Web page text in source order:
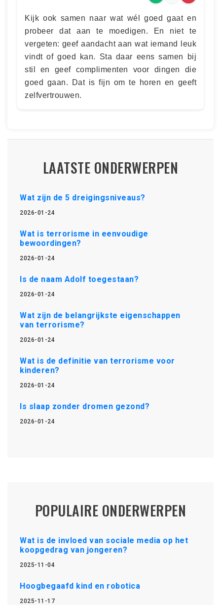
Kijk ook samen naar wat wél goed gaat en
probeer dat aan te moedigen. En niet te
vergeten: geef aandacht aan wat iemand leuk
vindt of goed kan. Sta daar eens samen bij
stil en geef complimenten voor dingen die
goed gaan. Dat is fijn om te horen en geeft
zelfvertrouwen.
LAATSTE ONDERWERPEN
Wat zijn de 5 dreigingsniveaus?
2026-01-24
Wat is terrorisme in eenvoudige
bewoordingen?
2026-01-24
Is de naam Adolf toegestaan?
2026-01-24
Wat zijn de belangrijkste eigenschappen
van terrorisme?
2026-01-24
Wat is de definitie van terrorisme voor
kinderen?
2026-01-24
Is slaap zonder dromen gezond?
2026-01-24
POPULAIRE ONDERWERPEN
Wat is de invloed van sociale media op het
koopgedrag van jongeren?
2025-11-04
Hoogbegaafd kind en robotica
2025-11-17